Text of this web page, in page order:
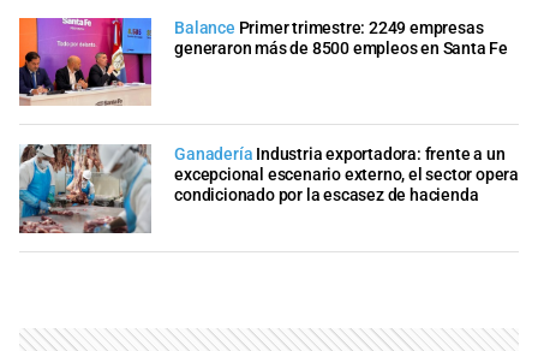
Balance Primer trimestre: 2249 empresas
generaron más de 8500 empleos en Santa Fe
Ganadería Industria exportadora: frente a un
excepcional escenario externo, el sector opera
condicionado por la escasez de hacienda